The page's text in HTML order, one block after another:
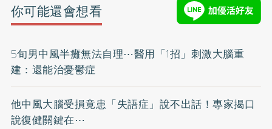
你可能還會想看
5旬男中風半癱無法自理⋯醫用「1招」刺激大腦重
建：還能治憂鬱症
他中風大腦受損竟患「失語症」說不出話！專家揭口
說復健關鍵在⋯